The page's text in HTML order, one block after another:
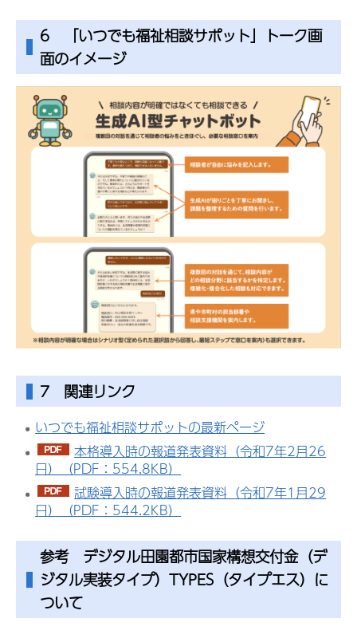
6 「いつでも福祉相談サポット」トーク画
面のイメージ
7 関連リンク
いつでも福祉相談サポットの最新ページ
本格導入時の報道発表資料（令和7年2月26
日）（PDF：554.8KB）
試験導入時の報道発表資料（令和7年1月29
日）（PDF：544.2KB）
参考 デジタル田園都市国家構想交付金（デ
ジタル実装タイプ）TYPES（タイプエス）に
ついて